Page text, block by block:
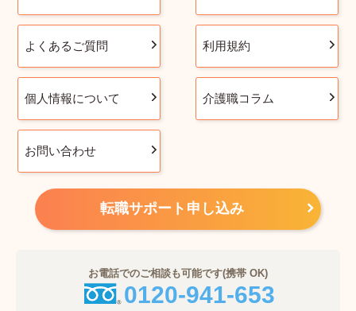
よくあるご質問 利用規約
個人情報について 介護職コラム
お問い合わせ
転職サポート申し込み
お電話でのご相談も可能です(携帯 OK)
0120-941-653